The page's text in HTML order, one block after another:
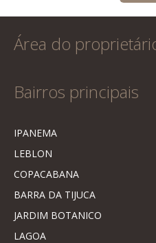
Área do
Bairros principais
IPANEMA
LEBLON
COPACABANA
BARRA DA TIJUCA
JARDIM BOTANICO
LAGOA